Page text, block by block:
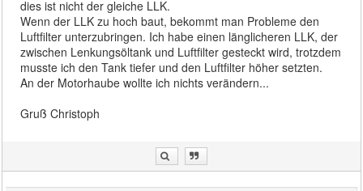
dies ist nicht der gleiche LLK.
Wenn der LLK zu hoch baut, bekommt man Probleme den
Luftfilter unterzubringen. Ich habe einen länglicheren LLK, der
zwischen Lenkungsöltank und Luftfilter gesteckt wird, trotzdem
musste ich den Tank tiefer und den Luftfilter höher setzten.
An der Motorhaube wollte ich nichts verändern...
Gruß Christoph